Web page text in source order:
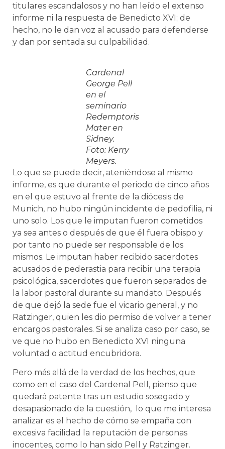
titulares escandalosos y no han leído el extenso
informe ni la respuesta de Benedicto XVI; de
hecho, no le dan voz al acusado para defenderse
y dan por sentada su culpabilidad.
Cardenal
George Pell
en el
seminario
Redemptoris
Mater en
Sidney.
Foto: Kerry
Meyers.
Lo que se puede decir, ateniéndose al mismo
informe, es que durante el periodo de cinco años
en el que estuvo al frente de la diócesis de
Munich, no hubo ningún incidente de pedofilia, ni
uno solo. Los que le imputan fueron cometidos
ya sea antes o después de que él fuera obispo y
por tanto no puede ser responsable de los
mismos. Le imputan haber recibido sacerdotes
acusados de pederastia para recibir una terapia
psicológica, sacerdotes que fueron separados de
la labor pastoral durante su mandato. Después
de que dejó la sede fue el vicario general, y no
Ratzinger, quien les dio permiso de volver a tener
encargos pastorales. Si se analiza caso por caso, se
ve que no hubo en Benedicto XVI ninguna
voluntad o actitud encubridora.
Pero más allá de la verdad de los hechos, que
como en el caso del Cardenal Pell, pienso que
quedará patente tras un estudio sosegado y
desapasionado de la cuestión, lo que me interesa
analizar es el hecho de cómo se empaña con
excesiva facilidad la reputación de personas
inocentes, como lo han sido Pell y Ratzinger.